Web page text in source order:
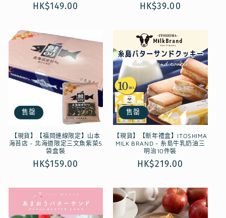
定
HK$149.00
定
HK$39.00
售罄
【現貨】【福岡連線限定】山本
海苔店 - 北海道限定三文魚紫菜5
袋盒裝
定
HK$159.00
售罄
【現貨】【新年禮盒】ITOSHIMA
MILK BRAND - 糸島牛乳奶油三
明治10件裝
定
HK$219.00